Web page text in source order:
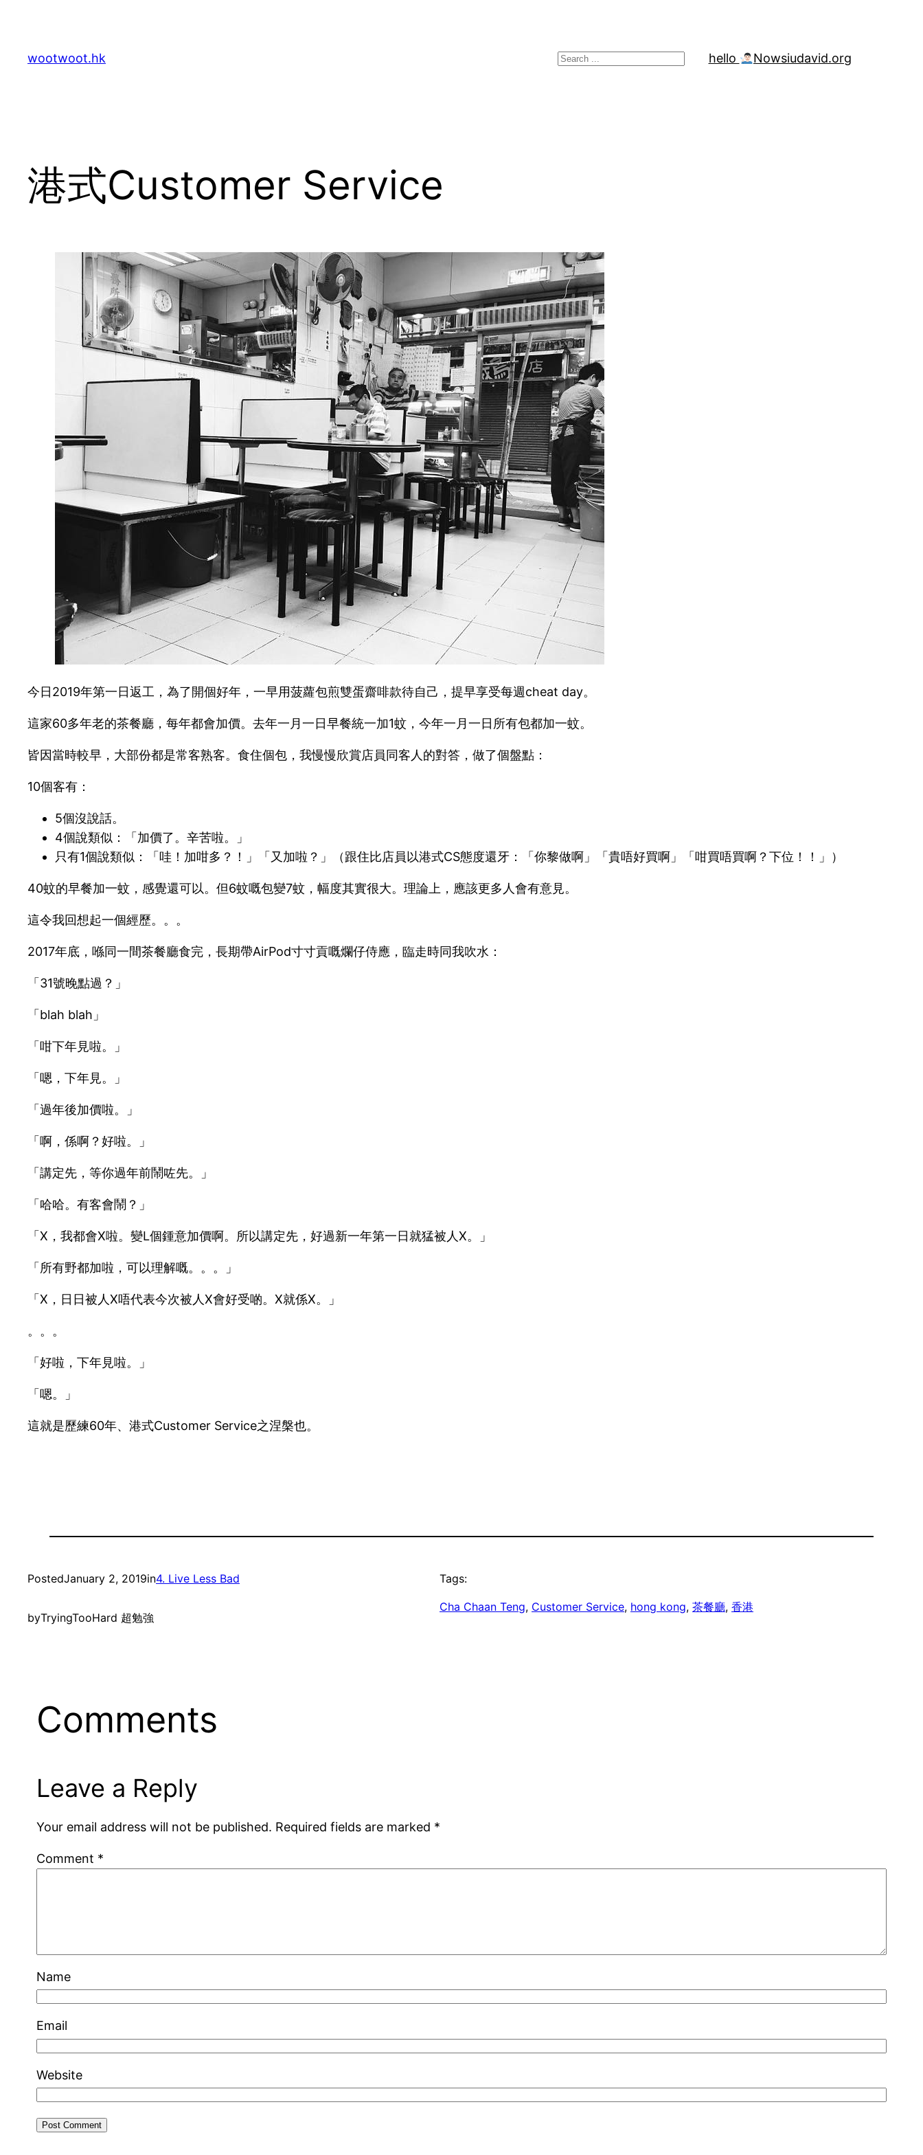
content
wootwoot.hk Search hello Nowsiudavid.org
港式Customer Service
今日2019年第一日返工，為了開個好年，一早用菠蘿包煎雙蛋齋啡款待自己，提早享受每週cheat day。
這家60多年老的茶餐廳，每年都會加價。去年一月一日早餐統一加1蚊，今年一月一日所有包都加一蚊。
皆因當時較早，大部份都是常客熟客。食住個包，我慢慢欣賞店員同客人的對答，做了個盤點：
10個客有：
5個沒說話。
4個說類似：「加價了。辛苦啦。」
只有1個說類似：「哇！加咁多？！」「又加啦？」（跟住比店員以港式CS態度還牙：「你黎做啊」「貴唔好買啊」「咁買唔買啊？下位！！」）
40蚊的早餐加一蚊，感覺還可以。但6蚊嘅包變7蚊，幅度其實很大。理論上，應該更多人會有意見。
這令我回想起一個經歷。。。
2017年底，喺同一間茶餐廳食完，長期帶AirPod寸寸貢嘅爛仔侍應，臨走時同我吹水：
「31號晚點過？」
「blah blah」
「咁下年見啦。」
「嗯，下年見。」
「過年後加價啦。」
「啊，係啊？好啦。」
「講定先，等你過年前鬧咗先。」
「哈哈。有客會鬧？」
「X，我都會X啦。變L個鍾意加價啊。所以講定先，好過新一年第一日就猛被人X。」
「所有野都加啦，可以理解嘅。。。」
「X，日日被人X唔代表今次被人X會好受啲。X就係X。」
。。。
「好啦，下年見啦。」
「嗯。」
這就是歷練60年、港式Customer Service之涅槃也。
PostedJanuary 2, 2019in4. Live Less Bad
byTryingTooHard 超勉強
Tags:
Cha Chaan Teng, Customer Service, hong kong, 茶餐廳, 香港
Comments
Leave a Reply
Your email address will not be published. Required fields are marked *
Comment *
Name
Email
Website